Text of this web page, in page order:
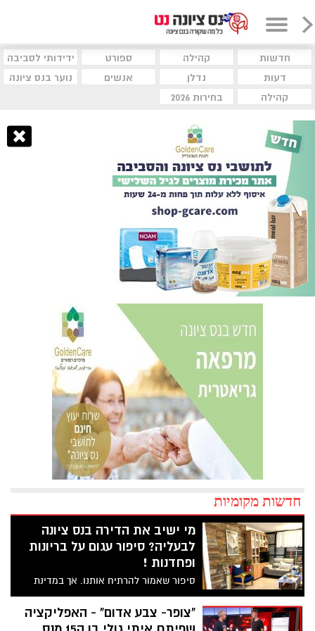
חדשות קהילה ספורט
ידידותי לסביבה
דעות
נדלן אנשים
נוער בנס ציונה
קהילה
בחירות 2026
חדשות מקומיות
מי ישיב את הדירה בנס ציונה
לבעליה? סיפור עגום על בריונות
ופחדנות !
סיפור שאמור להרתיח אותנו. אך במדינת
סדום שלנו, הכל אפשרי. רוזה חבני ז"ל
נפטרה ימים מספר לפני שפינתה את דירתה
השכורה ברח' תל אביב 16. מאז לא מצליחים
"צופר- צבע אדום" - האפליקציה